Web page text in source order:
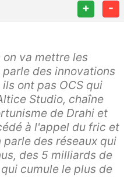
+ -
on va mettre les
des innovations
ont pas OCS qui
Studio, chaîne
de Drahi et
à l'appel du fric et
des réseaux qui
des 5 milliards de
cumule le plus de